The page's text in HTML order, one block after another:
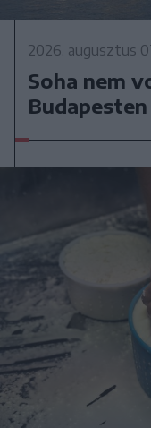
2026. augusztus
Soha nem
Budapesten